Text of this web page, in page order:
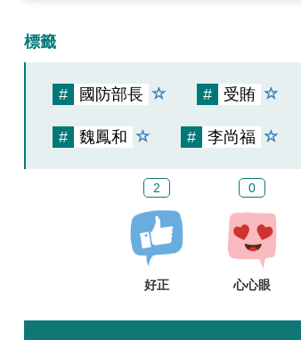
標籤
# 國防部長 # 受賄
# 魏鳳和 # 李尚福
2
好正
0
心心眼